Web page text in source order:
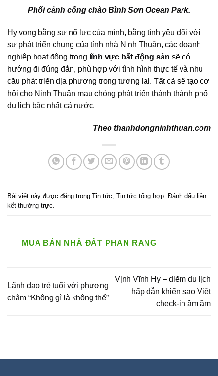
Phối cảnh cổng chào Bình Sơn Ocean Park.
Hy vọng bằng sự nổ lực của mình, bằng tình yêu đối với
sự phát triển chung của tỉnh nhà Ninh Thuận, các doanh
nghiệp hoạt động trong lĩnh vực bất động sản sẽ có
hướng đi đúng đắn, phù hợp với tình hình thực tế và nhu
cầu phát triển địa phương trong tương lai. Tất cả sẽ tạo cơ
hội cho Ninh Thuận mau chóng phát triển thành thành phố
du lịch bậc nhất cả nước.
Theo thanhdongninhthuan.com
Bài viết này được đăng trong Tin tức, Tin tức tổng hợp. Đánh dấu liên
kết thường trực.
MUA BÁN NHÀ ĐẤT PHAN RANG
Lãnh đạo trẻ tuổi với phương
châm “Không gì là không thể”
Vịnh Vĩnh Hy – điểm du lịch
hấp dẫn khiến sao Việt
check-in ầm ầm